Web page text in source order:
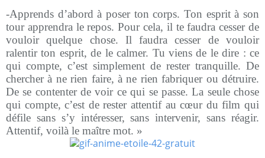
-Apprends d’abord à poser ton corps. Ton esprit à son
tour apprendra le repos. Pour cela, il te faudra cesser de
vouloir quelque chose. Il faudra cesser de vouloir
ralentir ton esprit, de le calmer. Tu viens de le dire : ce
qui compte, c’est simplement de rester tranquille. De
chercher à ne rien faire, à ne rien fabriquer ou détruire.
De se contenter de voir ce qui se passe. La seule chose
qui compte, c’est de rester attentif au cœur du film qui
défile sans s’y intéresser, sans intervenir, sans réagir.
Attentif, voilà le maître mot. »